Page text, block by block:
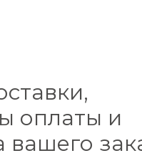
оплаты и
вашего